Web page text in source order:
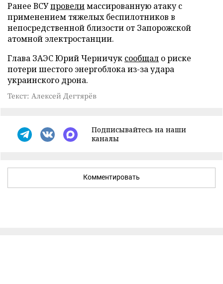
Ранее ВСУпровелимассированную атаку с
применением тяжелых беспилотников в
непосредственной близости от Запорожской
атомной электростанции.
Глава ЗАЭС Юрий Черничук сообщал о риске
потери шестого энергоблока из-за удара
украинского дрона.
Текст: Алексей Дегтярёв
Подписывайтесь на наши
каналы
Комментировать